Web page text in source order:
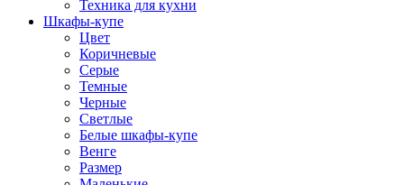
Техника для кухни
Шкафы-купе
Цвет
Коричневые
Серые
Темные
Черные
Светлые
Белые шкафы-купе
Венге
Размер